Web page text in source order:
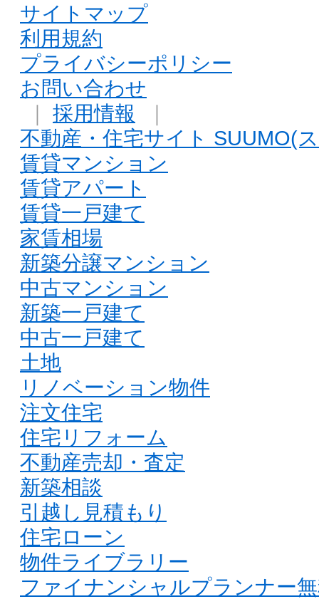
サイトマップ
利用規約
プライバシーポリシー
お問い合わせ
｜ 採用情報 ｜
不動産・住宅サイト SUUMO(
賃貸マンション
賃貸アパート
賃貸一戸建て
家賃相場
新築分譲マンション
中古マンション
新築一戸建て
中古一戸建て
土地
リノベーション物件
注文住宅
住宅リフォーム
不動産売却・査定
新築相談
引越し見積もり
住宅ローン
物件ライブラリー
ファイナンシャルプランナー